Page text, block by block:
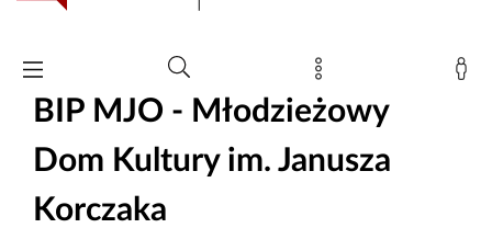
BIP MJO - Młodzieżowy
Dom Kultury im. Janusza
Korczaka